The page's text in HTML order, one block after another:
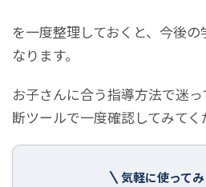
を一度整理しておくと、今後
なります。
お子さんに合う指導方法で迷
断ツールで一度確認してみてく
気軽に使ってみ